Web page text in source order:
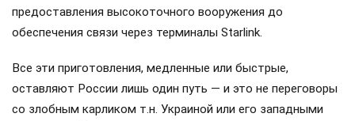
предоставления высокоточного вооружения до
обеспечения связи через терминалы Starlink.
Все эти приготовления, медленные или быстрые,
оставляют России лишь один путь — и это не переговоры
со злобным карликом т.н. Украиной или его западными